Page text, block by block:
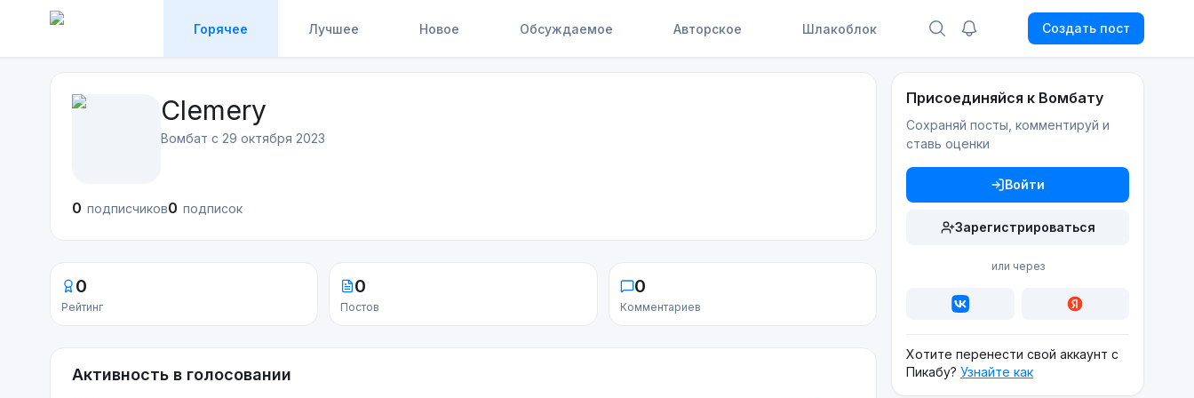
Горячее Лучшее Новое Обсуждаемое Авторское Шлакоблок Создать пост
Clemery
Вомбат с 29 октября 2023
0 подписчиков0 подписок
0
Рейтинг
0
Постов
0
Комментариев
Активность в голосовании
Присоединяйся к Вомбату
Сохраняй посты, комментируй и
ставь оценки
Войти
Зарегистрироваться
или через
Хотите перенести свой аккаунт с
Пикабу? Узнайте как